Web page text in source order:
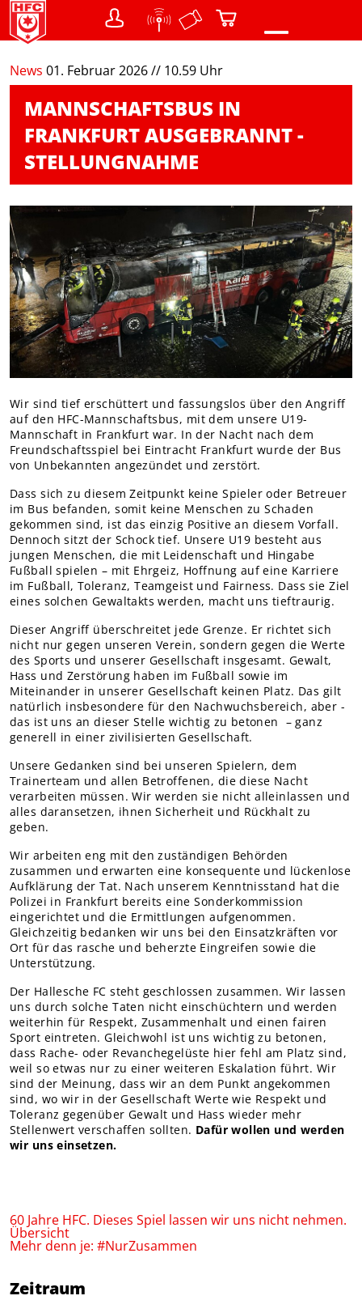
NEWS
VEREIN
Teams
Struktur / Gremien
FANS
Menschen mit Behinderung
DER CHEMIKER
NACHWUCHS
Teams Nachwuchs
MITGLIEDER
Online-Antrag
Zeitraum
News 01. Februar 2026 // 10.59 Uhr
MANNSCHAFTSBUS IN
FRANKFURT AUSGEBRANNT -
STELLUNGNAHME
Wir sind tief erschüttert und fassungslos über den Angriff
auf den HFC-Mannschaftsbus, mit dem unsere U19-
Mannschaft in Frankfurt war. In der Nacht nach dem
Freundschaftsspiel bei Eintracht Frankfurt wurde der Bus
von Unbekannten angezündet und zerstört.
Dass sich zu diesem Zeitpunkt keine Spieler oder Betreuer
im Bus befanden, somit keine Menschen zu Schaden
gekommen sind, ist das einzig Positive an diesem Vorfall.
Dennoch sitzt der Schock tief. Unsere U19 besteht aus
jungen Menschen, die mit Leidenschaft und Hingabe
Fußball spielen – mit Ehrgeiz, Hoffnung auf eine Karriere
im Fußball, Toleranz, Teamgeist und Fairness. Dass sie Ziel
eines solchen Gewaltakts werden, macht uns tieftraurig.
Dieser Angriff überschreitet jede Grenze. Er richtet sich
nicht nur gegen unseren Verein, sondern gegen die Werte
des Sports und unserer Gesellschaft insgesamt. Gewalt,
Hass und Zerstörung haben im Fußball sowie im
Miteinander in unserer Gesellschaft keinen Platz. Das gilt
natürlich insbesondere für den Nachwuchsbereich, aber -
das ist uns an dieser Stelle wichtig zu betonen – ganz
generell in einer zivilisierten Gesellschaft.
Unsere Gedanken sind bei unseren Spielern, dem
Trainerteam und allen Betroffenen, die diese Nacht
verarbeiten müssen. Wir werden sie nicht alleinlassen und
alles daransetzen, ihnen Sicherheit und Rückhalt zu
geben.
Wir arbeiten eng mit den zuständigen Behörden
zusammen und erwarten eine konsequente und lückenlose
Aufklärung der Tat. Nach unserem Kenntnisstand hat die
Polizei in Frankfurt bereits eine Sonderkommission
eingerichtet und die Ermittlungen aufgenommen.
Gleichzeitig bedanken wir uns bei den Einsatzkräften vor
Ort für das rasche und beherzte Eingreifen sowie die
Unterstützung.
Der Hallesche FC steht geschlossen zusammen. Wir lassen
uns durch solche Taten nicht einschüchtern und werden
weiterhin für Respekt, Zusammenhalt und einen fairen
Sport eintreten. Gleichwohl ist uns wichtig zu betonen,
dass Rache- oder Revanchegelüste hier fehl am Platz sind,
weil so etwas nur zu einer weiteren Eskalation führt. Wir
sind der Meinung, dass wir an dem Punkt angekommen
sind, wo wir in der Gesellschaft Werte wie Respekt und
Toleranz gegenüber Gewalt und Hass wieder mehr
Stellenwert verschaffen sollten. Dafür wollen und werden
wir uns einsetzen.
60 Jahre HFC. Dieses Spiel lassen wir uns nicht nehmen.
Übersicht
Mehr denn je: #NurZusammen